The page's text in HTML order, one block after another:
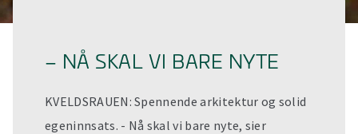
– NÅ SKAL VI BARE NYTE
KVELDSRAUEN: Spennende arkitektur og solid
egeninnsats. - Nå skal vi bare nyte, sier